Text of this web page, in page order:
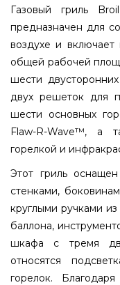
Газовый гриль
предназначен для
воздухе и
общей рабочей
шести
двух решеток для
шести основных
Flaw-R-Wave™, а
горелкой и
Этот гриль
стенками,
круглыми ручками
баллона,
шкафа с тремя
относятся
горелок.